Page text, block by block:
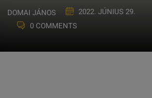
DOMAI JÁNOS
2022. JÚNIUS 29.
0 COMMENTS